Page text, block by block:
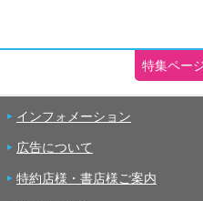
特集ペー
インフォメーション
広告について
特約店様・書店様ご案内